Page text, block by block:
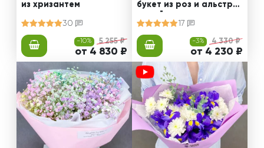
из хризантем
30
-10% 5 255 ₽
от 4 830 ₽
букет из роз и альстро
мерий
17
-3% 4 330 ₽
от 4 230 ₽